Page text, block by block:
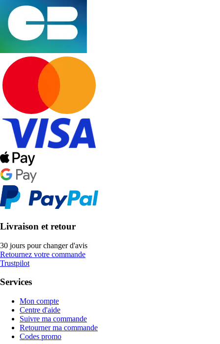
Livraison et retour
30 jours pour changer d'avis
Retournez votre commande
Trustpilot
Services
Mon compte
Centre d'aide
Suivre ma commande
Retourner ma commande
Codes promo